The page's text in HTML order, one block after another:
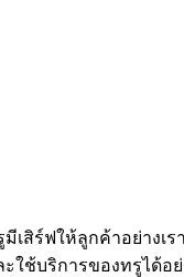
มีเสิร์ฟให้ลูกค้าอย่าง
ใช้บริการของทรูได้อ